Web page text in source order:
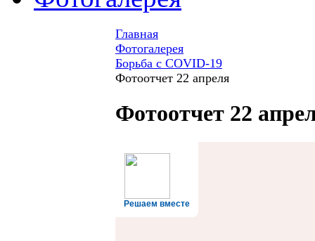
Главная
Фотогалерея
Борьба с COVID-19
Фотоотчет 22 апреля
Фотоотчет 22
Решаем вместе